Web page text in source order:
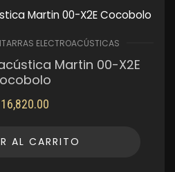
ELECTROACÚSTICAS
Martin 00-X2E
16,820.00
AL CARRITO